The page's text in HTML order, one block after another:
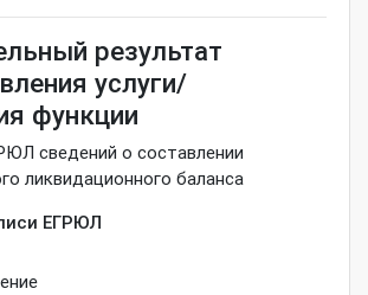
результат
услуги/
функции
сведений о составлении
ликвидационного баланса
ЕГРЮЛ